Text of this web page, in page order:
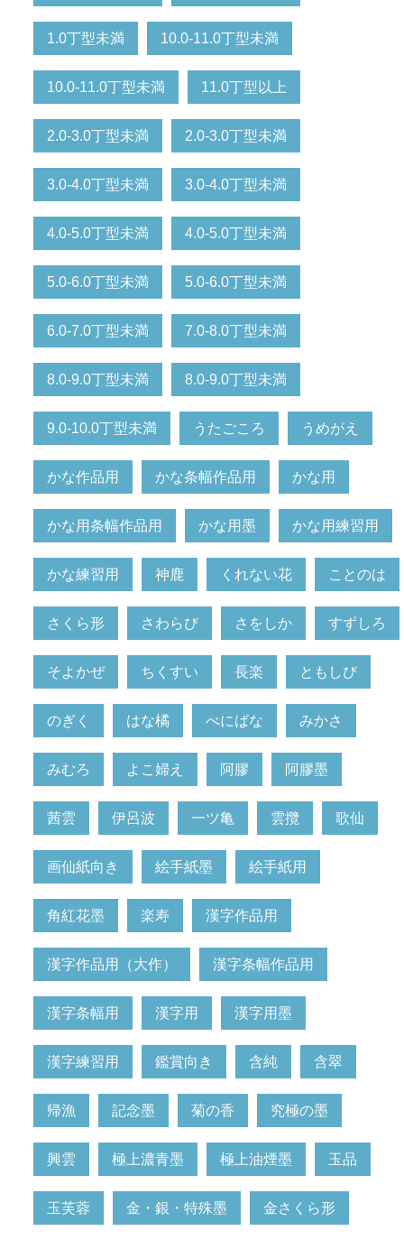
1.0丁型未満 10.0-11.0丁型未満
10.0-11.0丁型未満 11.0丁型以上
2.0-3.0丁型未満 2.0-3.0丁型未満
3.0-4.0丁型未満 3.0-4.0丁型未満
4.0-5.0丁型未満 4.0-5.0丁型未満
5.0-6.0丁型未満 5.0-6.0丁型未満
6.0-7.0丁型未満 7.0-8.0丁型未満
8.0-9.0丁型未満 8.0-9.0丁型未満
9.0-10.0丁型未満 うたごころ うめがえ
かな作品用 かな条幅作品用 かな用
かな用条幅作品用 かな用墨 かな用練習用
かな練習用 神鹿 くれない花 ことのは
さくら形 さわらび さをしか すずしろ
そよかぜ ちくすい 長楽 ともしび
のぎく はな橘 べにばな みかさ
みむろ よこ婦え 阿膠 阿膠墨
茜雲 伊呂波 一ツ亀 雲攬 歌仙
画仙紙向き 絵手紙墨 絵手紙用
角紅花墨 楽寿 漢字作品用
漢字作品用（大作） 漢字条幅作品用
漢字条幅用 漢字用 漢字用墨
漢字練習用 鑑賞向き 含純 含翠
帰漁 記念墨 菊の香 究極の墨
興雲 極上濃青墨 極上油煙墨 玉品
玉芙蓉 金・銀・特殊墨 金さくら形